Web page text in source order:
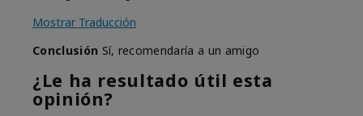
Mostrar Traducción
Conclusión Sí, recomendaría a un amigo
¿Le ha resultado útil esta
opinión?